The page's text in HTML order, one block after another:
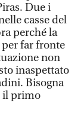
Due i
casse del
perché la
far fronte
non
inaspettato
Bisogna
il primo